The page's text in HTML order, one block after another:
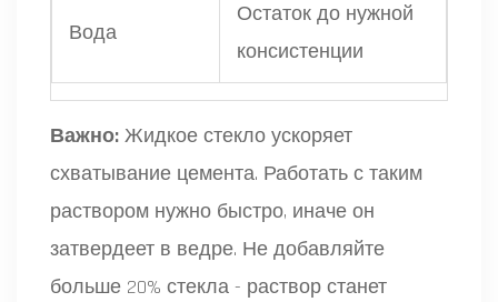
Вода
Остаток до нужной
консистенции
Важно: Жидкое стекло ускоряет
схватывание цемента. Работать с таким
раствором нужно быстро, иначе он
затвердеет в ведре. Не добавляйте
больше 20% стекла - раствор станет